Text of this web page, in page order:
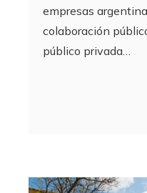
empresas
colaboración
público privada…